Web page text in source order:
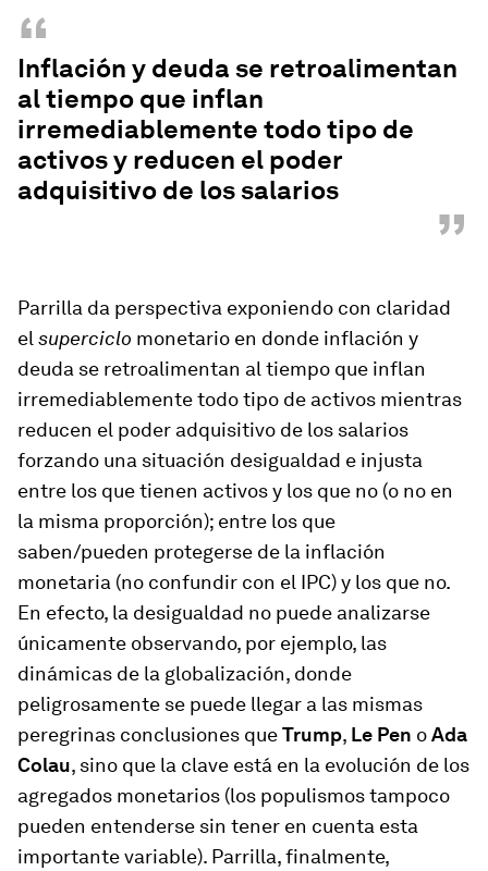
“
Inflación y deuda se retroalimentan
al tiempo que inflan
irremediablemente todo tipo de
activos y reducen el poder
adquisitivo de los salarios
”
Parrilla da perspectiva exponiendo con claridad
el superciclo monetario en donde inflación y
deuda se retroalimentan al tiempo que inflan
irremediablemente todo tipo de activos mientras
reducen el poder adquisitivo de los salarios
forzando una situación desigualdad e injusta
entre los que tienen activos y los que no (o no en
la misma proporción); entre los que
saben/pueden protegerse de la inflación
monetaria (no confundir con el IPC) y los que no.
En efecto, la desigualdad no puede analizarse
únicamente observando, por ejemplo, las
dinámicas de la globalización, donde
peligrosamente se puede llegar a las mismas
peregrinas conclusiones queTrump, Le Pen oAda
Colau, sino que la clave está en la evolución de los
agregados monetarios (los populismos tampoco
pueden entenderse sin tener en cuenta esta
importante variable). Parrilla, finalmente,